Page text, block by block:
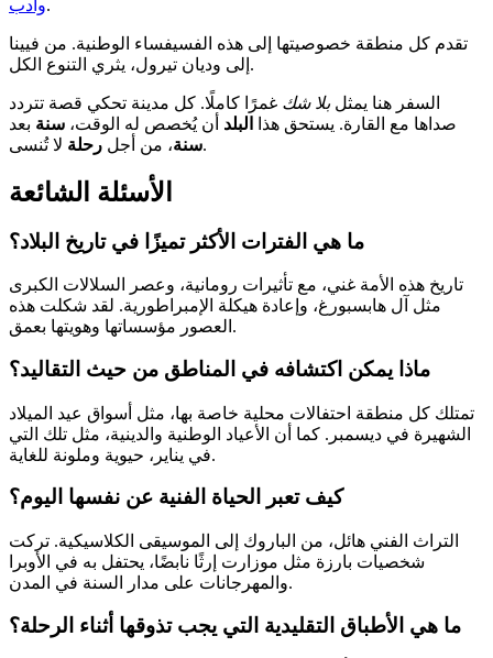
وأدب.
تقدم كل منطقة خصوصيتها إلى هذه الفسيفساء الوطنية. من فيينا
إلى وديان تيرول، يثري التنوع الكل.
السفر هنا يمثلبلا شك غمرًا كاملًا. كل مدينة تحكي قصة تتردد
صداها مع القارة. يستحق هذا
البلد أن يُخصص له الوقت، سنة بعد
سنة، من أجل رحلة لا تُنسى.
الأسئلة الشائعة
ما هي الفترات الأكثر تميزًا في تاريخ البلاد؟
تاريخ هذه الأمة غني، مع تأثيرات رومانية، وعصر السلالات الكبرى
مثل آل هابسبورغ، وإعادة هيكلة الإمبراطورية. لقد شكلت هذه
العصور مؤسساتها وهويتها بعمق.
ماذا يمكن اكتشافه في المناطق من حيث التقاليد؟
تمتلك كل منطقة احتفالات محلية خاصة بها، مثل أسواق عيد الميلاد
الشهيرة في ديسمبر. كما أن الأعياد الوطنية والدينية، مثل تلك التي
في يناير، حيوية وملونة للغاية.
كيف تعبر الحياة الفنية عن نفسها اليوم؟
التراث الفني هائل، من الباروك إلى الموسيقى الكلاسيكية. تركت
شخصيات بارزة مثل موزارت إرثًا نابضًا، يحتفل به في الأوبرا
والمهرجانات على مدار السنة في المدن.
ما هي الأطباق التقليدية التي يجب تذوقها أثناء الرحلة؟